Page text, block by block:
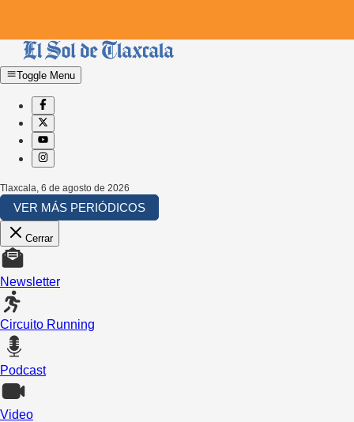
Toggle Menu
Tlaxcala 6 de agosto de 2026
VER MÁS PERIÓDICOS
Cerrar
Newsletter
Circuito Running
Podcast
Video